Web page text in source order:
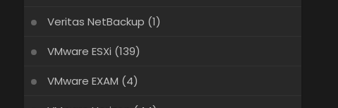
Veritas NetBackup (1)
VMware ESXi (139)
VMware EXAM (4)